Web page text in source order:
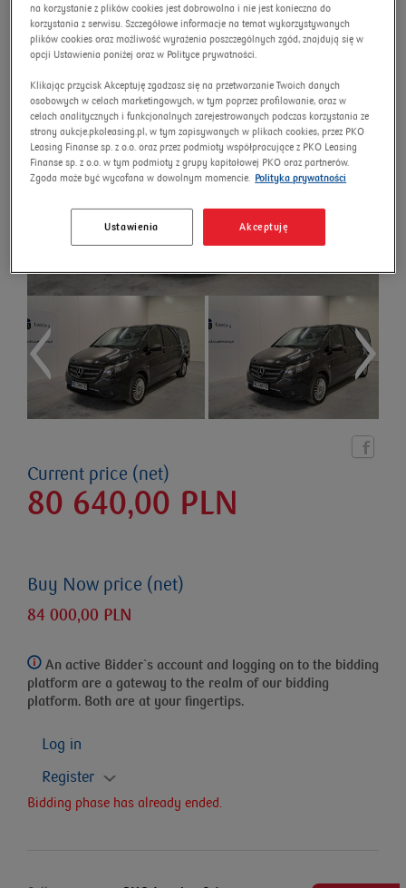
New price
Current price (net)
80 640,00 PLN
Buy Now price (net)
84 000,00 PLN
An active Bidder`s account and logging on to the bidding
platform are a gateway to the realm of our bidding
platform. Both are at your fingertips.
Log in
Register
Bidding phase has already ended.
na korzystanie z plików cookies jest dobrowolna i nie jest konieczna do
korzystania z serwisu. Szczegółowe informacje na temat wykorzystywanych
plików cookies oraz możliwość wyrażenia poszczególnych zgód, znajdują się w
opcji Ustawienia poniżej oraz w Polityce prywatności.
Klikając przycisk Akceptuję zgadzasz się na przetwarzanie Twoich danych
osobowych w celach marketingowych, w tym poprzez profilowanie, oraz w
celach analitycznych i funkcjonalnych zarejestrowanych podczas korzystania ze
strony aukcje.pkoleasing.pl, w tym zapisywanych w plikach cookies, przez PKO
Leasing Finanse sp. z o.o. oraz przez podmioty współpracujące z PKO Leasing
Finanse sp. z o.o. w tym podmioty z grupy kapitałowej PKO oraz partnerów.
Zgoda może być wycofana w dowolnym momencie.
Polityka prywatności
Akceptuję
Ustawienia